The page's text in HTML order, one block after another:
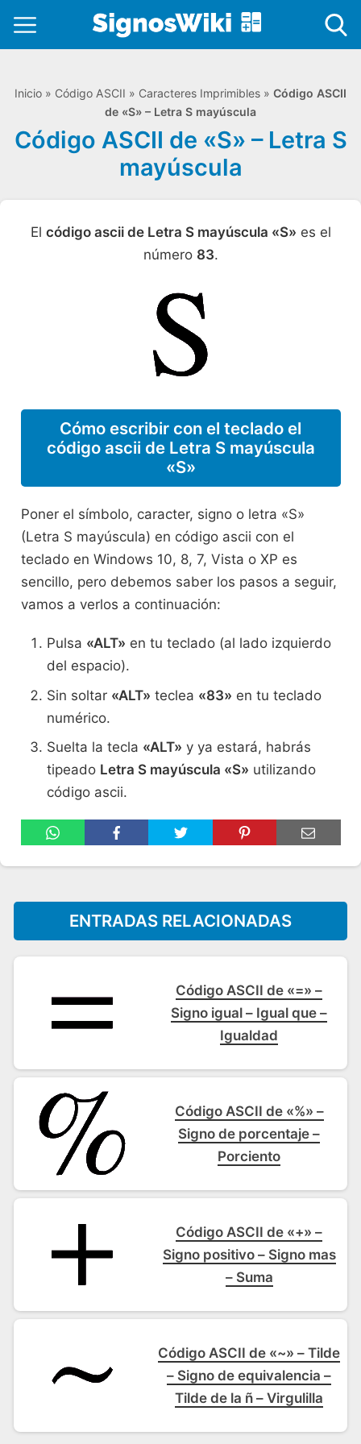
Inicio » Código ASCII » Caracteres Imprimibles » Código ASCII
de «S» – Letra S mayúscula
Código ASCII de «S» – Letra S
mayúscula
El código ascii de Letra S mayúscula «S» es el
número 83.
Cómo escribir con el teclado el
código ascii de Letra S mayúscula
«S»
Poner el símbolo, caracter, signo o letra «S»
(Letra S mayúscula) en código ascii con el
teclado en Windows 10, 8, 7, Vista o XP es
sencillo, pero debemos saber los pasos a seguir,
vamos a verlos a continuación:
Pulsa «ALT» en tu teclado (al lado izquierdo
del espacio).
Sin soltar «ALT» teclea «83» en tu teclado
numérico.
Suelta la tecla «ALT» y ya estará, habrás
tipeado Letra S mayúscula «S» utilizando
código ascii.
ENTRADAS RELACIONADAS
Código ASCII de «=» –
Signo igual – Igual que –
Igualdad
Código ASCII de «%» –
Signo de porcentaje –
Porciento
Código ASCII de «+» –
Signo positivo – Signo mas
– Suma
Código ASCII de «~» – Tilde
– Signo de equivalencia –
Tilde de la ñ – Virgulilla